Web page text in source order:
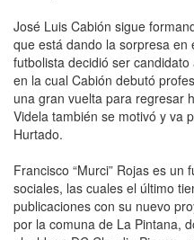
José Luis Cabión sigue
que está dando la sorpresa en
futbolista decidió ser
en la cual Cabión debutó
una gran vuelta para regresar
Videla también se motivó y va
Hurtado.
Francisco “Murci” Rojas es
sociales, las cuales el último
publicaciones con su nuevo
por la comuna de La Pintana,